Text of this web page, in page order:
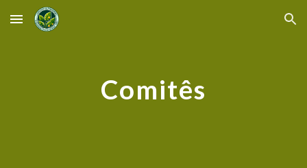
Skip to main content Skip to navigation
Comitês